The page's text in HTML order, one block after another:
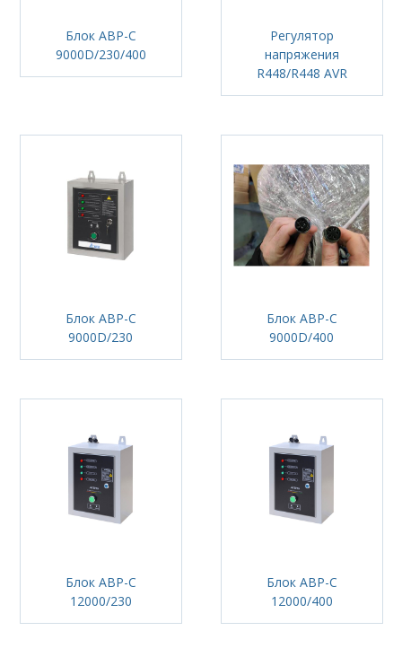
Блок АВР-С
9000D/230/400
Регулятор
напряжения
R448/R448 AVR
Блок АВР-С
9000D/230
Блок АВР-С
9000D/400
Блок АВР-С
12000/230
Блок АВР-С
12000/400